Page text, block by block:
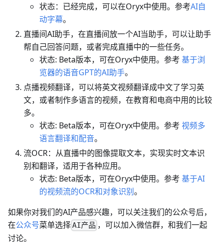
状态：已经完成，可以在Oryx中使用。参考AI自
动字幕。
直播间AI助手，在直播间放一个AI当助手，可以让助手
帮自己回答问题，或者完成直播中的一些任务。
状态: Beta版本，可在Oryx中使用。参考 基于浏
览器的语音GPT的AI助手。
点播视频翻译，可以将英文视频翻译成中文了学习英
文，或者制作多语言的视频，在教育和电商中用的比较
多。
状态: Beta版本，可在Oryx中使用。参考 视频多
语言翻译和配音。
流OCR：从直播中的图像提取文本，实现实时文本识
别和翻译，适用于各种应用。
状态: Beta版本，可在Oryx中使用。参考 基于AI
的视频流的OCR和对象识别。
如果你对我们的AI产品感兴趣，可以关注我们的公众号后，
在公众号菜单选择AI产品 ，可以加入微信群，和我们一起
讨论。